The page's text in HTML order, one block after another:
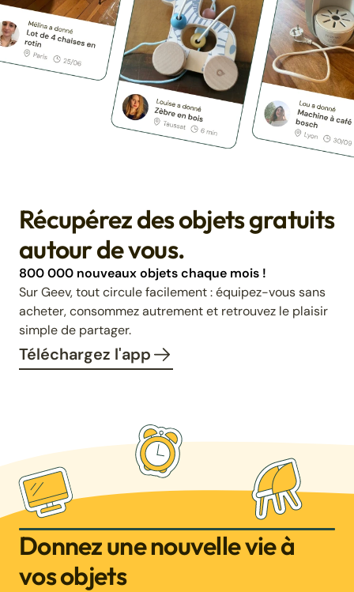
Récupérez des objets gratuits
autour de vous.
800 000 nouveaux objets chaque mois !
Sur Geev, tout circule facilement : équipez-vous sans
acheter, consommez autrement et retrouvez le plaisir
simple de partager.
Téléchargez l'app
Donnez une nouvelle vie à
vos objets